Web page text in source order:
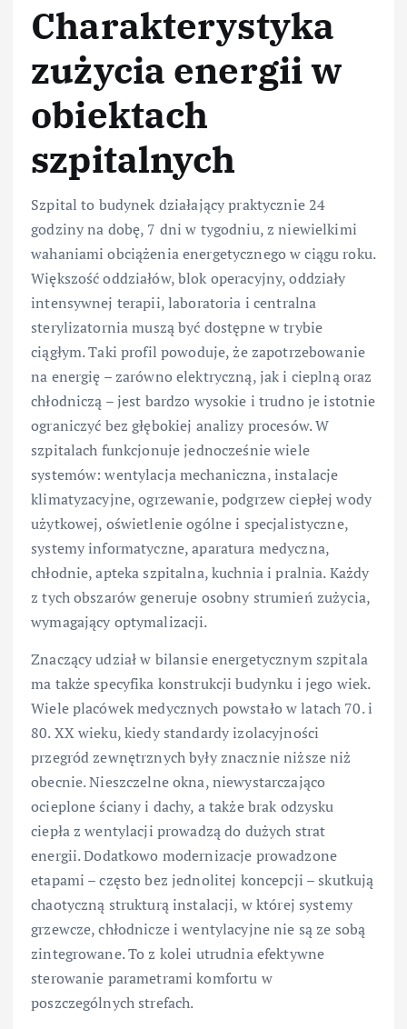
Charakterystyka
zużycia energii w
obiektach
szpitalnych
Szpital to budynek działający praktycznie 24
godziny na dobę, 7 dni w tygodniu, z niewielkimi
wahaniami obciążenia energetycznego w ciągu roku.
Większość oddziałów, blok operacyjny, oddziały
intensywnej terapii, laboratoria i centralna
sterylizatornia muszą być dostępne w trybie
ciągłym. Taki profil powoduje, że zapotrzebowanie
na energię – zarówno elektryczną, jak i cieplną oraz
chłodniczą – jest bardzo wysokie i trudno je istotnie
ograniczyć bez głębokiej analizy procesów. W
szpitalach funkcjonuje jednocześnie wiele
systemów: wentylacja mechaniczna, instalacje
klimatyzacyjne, ogrzewanie, podgrzew ciepłej wody
użytkowej, oświetlenie ogólne i specjalistyczne,
systemy informatyczne, aparatura medyczna,
chłodnie, apteka szpitalna, kuchnia i pralnia. Każdy
z tych obszarów generuje osobny strumień zużycia,
wymagający optymalizacji.
Znaczący udział w bilansie energetycznym szpitala
ma także specyfika konstrukcji budynku i jego wiek.
Wiele placówek medycznych powstało w latach 70. i
80. XX wieku, kiedy standardy izolacyjności
przegród zewnętrznych były znacznie niższe niż
obecnie. Nieszczelne okna, niewystarczająco
ocieplone ściany i dachy, a także brak odzysku
ciepła z wentylacji prowadzą do dużych strat
energii. Dodatkowo modernizacje prowadzone
etapami – często bez jednolitej koncepcji – skutkują
chaotyczną strukturą instalacji, w której systemy
grzewcze, chłodnicze i wentylacyjne nie są ze sobą
zintegrowane. To z kolei utrudnia efektywne
sterowanie parametrami komfortu w
poszczególnych strefach.